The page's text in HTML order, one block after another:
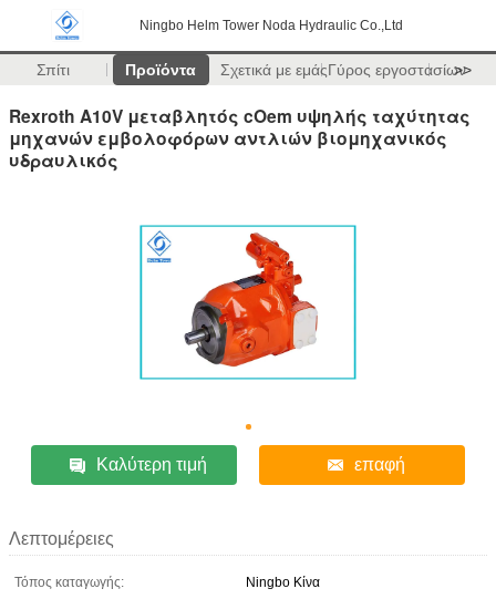
Ningbo Helm Tower Noda Hydraulic Co.,Ltd
Σπίτι Προϊόντα Σχετικά με εμάςΓύρος εργοστασίων
>>
Rexroth A10V μεταβλητός cOem υψηλής ταχύτητας
μηχανών εμβολοφόρων αντλιών βιομηχανικός
υδραυλικός
Καλύτερη τιμή επαφή
Λεπτομέρειες
Τόπος καταγωγής:
Ningbo Κίνα